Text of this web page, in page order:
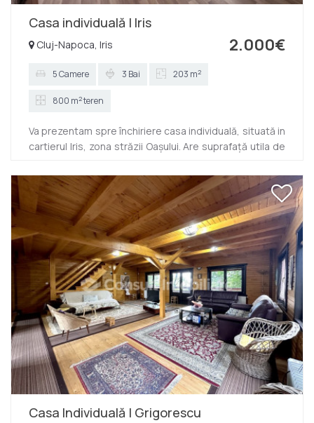
Casa individuală | Iris
2.000€
Cluj-Napoca, Iris
5 Camere 3 Bai 203 m2
800 m2teren
Va prezentam spre închiriere casa individuală, situată in
cartierul Iris, zona străzii Oașului. Are suprafață utila de
fost gândită astfel: la parter: 2 camere, bucătărie,
baie, la etaj: 3 camere si 2 bai, la demisol camera
tehnica, 2 garaje, spațiu de depozitare. Dispune de
asemenea de 800 mp teren, 4-5 parcări si 2 balcoane.
Finisajele sunt moderne si se oferă spre închiriere
nemobilata și neutilata. Zona este ușor accesibila si l...
Casa Individuală | Grigorescu